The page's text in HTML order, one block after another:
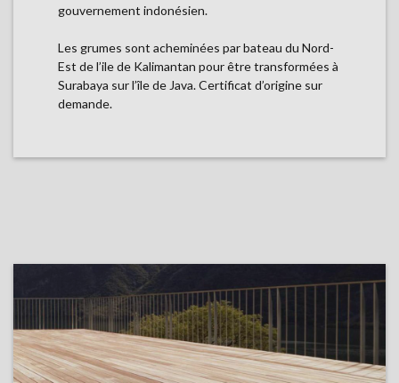
gouvernement indonésien.
Les grumes sont acheminées par bateau du Nord-
Est de l’ile de Kalimantan pour être transformées à
Surabaya sur l’île de Java. Certificat d’origine sur
demande.